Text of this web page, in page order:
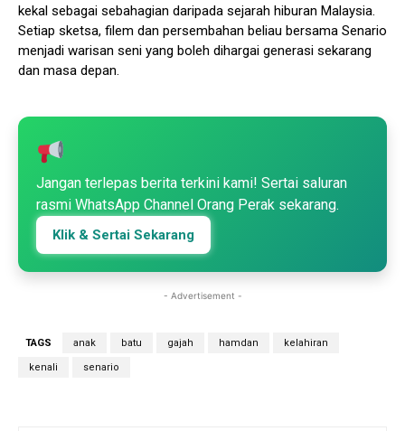
kekal sebagai sebahagian daripada sejarah hiburan Malaysia.
Setiap sketsa, filem dan persembahan beliau bersama Senario
menjadi warisan seni yang boleh dihargai generasi sekarang
dan masa depan.
Jangan terlepas berita terkini kami! Sertai saluran
rasmi WhatsApp Channel Orang Perak sekarang.
Klik & Sertai Sekarang
- Advertisement -
TAGS anak batu gajah hamdan kelahiran
kenali senario